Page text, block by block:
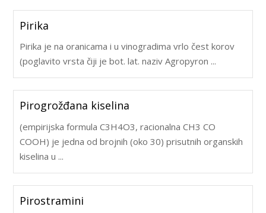
Pirika
Pirika je na oranicama i u vinogradima vrlo čest korov
(poglavito vrsta čiji je bot. lat. naziv Agropyron ...
Pirogrožđana kiselina
(empirijska formula C3H4O3, racionalna CH3 CO
COOH) je jedna od brojnih (oko 30) prisutnih organskih
kiselina u ...
Pirostramini